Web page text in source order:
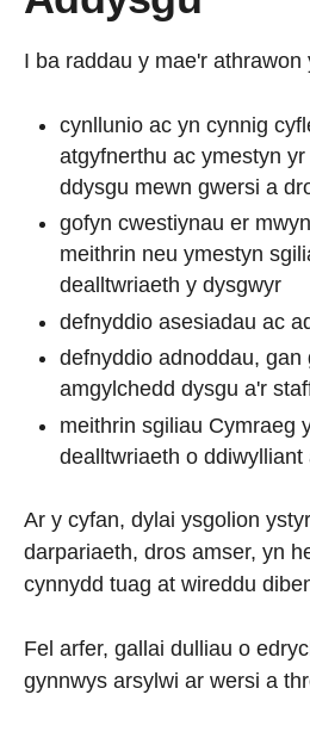
I ba raddau y mae'r athrawon
cynllunio ac yn cynnig
atgyfnerthu ac ymestyn
ddysgu mewn gwersi a
gofyn cwestiynau er
meithrin neu ymestyn
dealltwriaeth y dysgwyr
defnyddio asesiadau ac
defnyddio adnoddau, gan
amgylchedd dysgu a'r
meithrin sgiliau Cymraeg
dealltwriaeth o
Ar y cyfan, dylai ysgolion
darpariaeth, dros amser, yn
cynnydd tuag at wireddu
Fel arfer, gallai dulliau o
gynnwys arsylwi ar wersi a